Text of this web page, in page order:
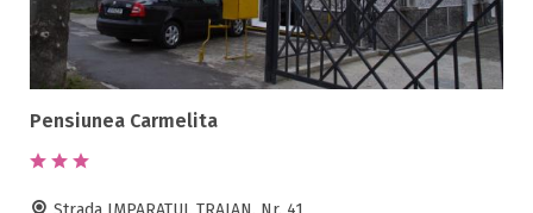
Pensiunea Carmelita